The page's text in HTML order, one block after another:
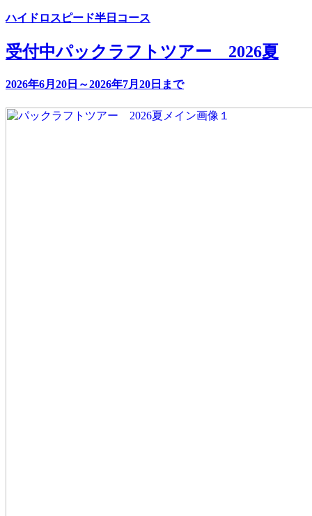
ハイドロスピード半日コース
受付中パックラフトツアー 2026夏
2026年6月20日～2026年7月20日まで